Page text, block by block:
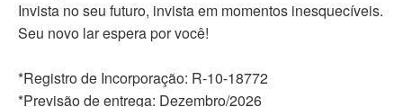
Invista no seu futuro, invista em momentos inesquecíveis.
Seu novo lar espera por você!
*Registro de Incorporação: R-10-18772
*Previsão de entrega: Dezembro/2026